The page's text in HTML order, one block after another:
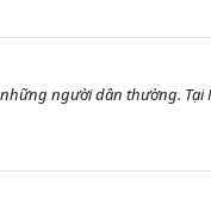
người dân thường. Tại